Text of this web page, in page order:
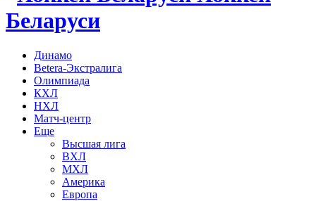
Беларуси
Динамо
Betera-Экстралига
Олимпиада
КХЛ
НХЛ
Матч-центр
Еще
Высшая лига
ВХЛ
МХЛ
Америка
Европа